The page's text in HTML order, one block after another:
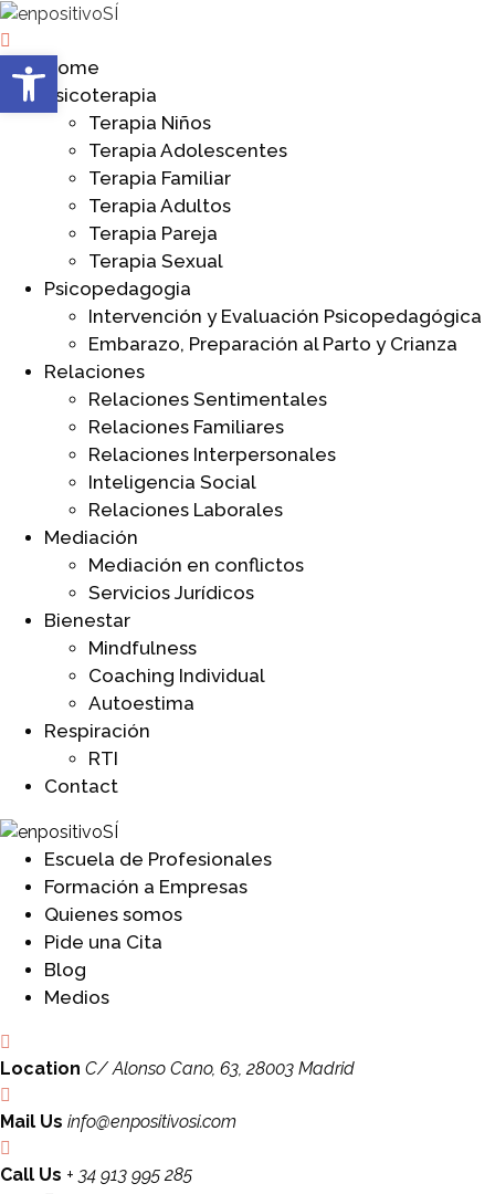
Home
Psicoterapia
Terapia Niños
Terapia Adolescentes
Terapia Familiar
Terapia Adultos
Terapia Pareja
Terapia Sexual
Psicopedagogia
Intervención y Evaluación Psicopedagógica
Embarazo, Preparación al Parto y Crianza
Relaciones
Relaciones Sentimentales
Relaciones Familiares
Relaciones Interpersonales
Inteligencia Social
Relaciones Laborales
Mediación
Mediación en conflictos
Servicios Jurídicos
Bienestar
Mindfulness
Coaching Individual
Autoestima
Respiración
RTI
Contact
Escuela de Profesionales
Formación a Empresas
Quienes somos
Pide una Cita
Blog
Medios
Location C/ Alonso Cano, 63, 28003 Madrid
Mail Us info@enpositivosi.com
Call Us + 34 913 995 285
Abrir barra de herramientas